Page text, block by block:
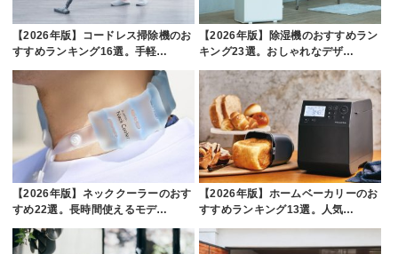
【2026年版】コードレス掃除機のお
すすめランキング16選。手軽…
【2026年版】除湿機のおすすめラン
キング23選。おしゃれなデザ…
【2026年版】ネッククーラーのおす
すめ22選。長時間使えるモデ…
【2026年版】ホームベーカリーのお
すすめランキング13選。人気…